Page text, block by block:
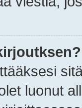
luonut